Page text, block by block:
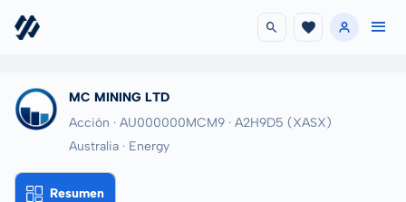
MC MINING LTD
Acción · AU000000MCM9 · A2H9D5 (XASX)
Australia · Energy
Resumen